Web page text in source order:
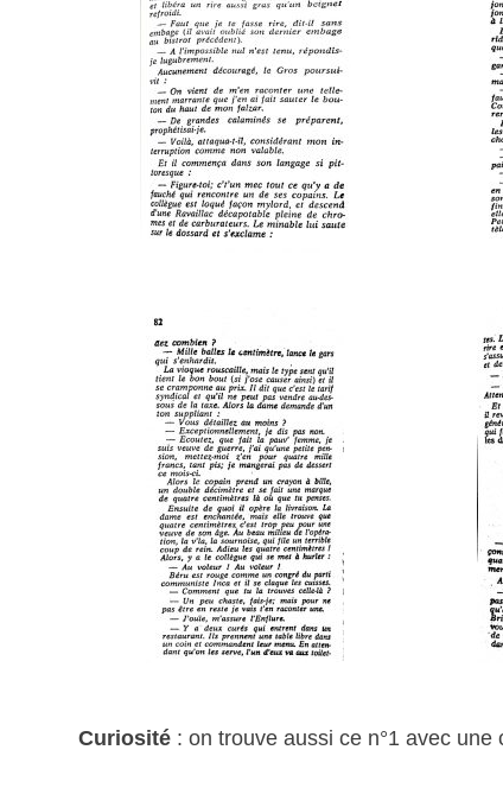
Curiosité : on trouve aussi ce n°1 avec